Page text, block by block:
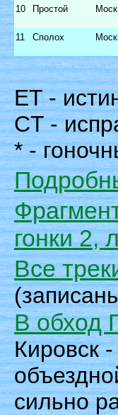
10 Простой
11 Сполох
ET -
CT -
* -
гонки 2,
Все
В обход
Кировск
сильно